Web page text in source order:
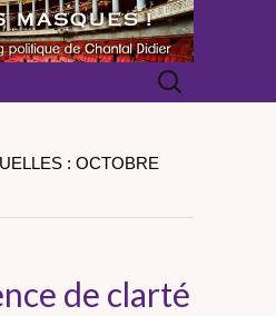
Rechercher :
: OCTOBRE
de clarté